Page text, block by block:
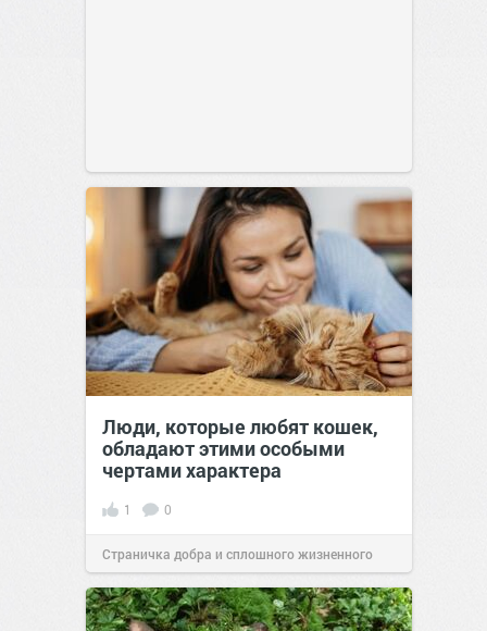
Люди, которые любят кошек,
обладают этими особыми
чертами характера
1 0
Страничка добра и сплошного жизненного
позитива!10:38Сегодня